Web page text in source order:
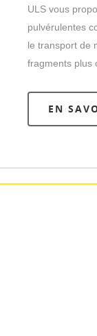
ULS vous
pulvérulentes
le transport de
fragments plus
EN